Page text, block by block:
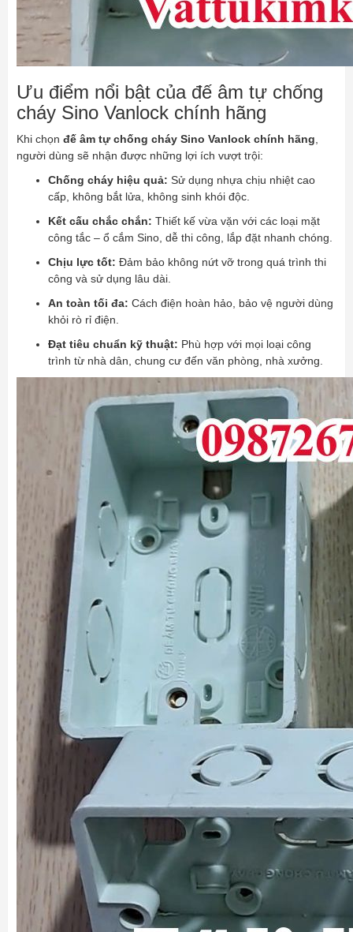
Ưu điểm nổi bật của đế âm tự chống
cháy Sino Vanlock chính hãng
Khi chọn đế âm tự chống cháy Sino Vanlock chính hãng
người dùng sẽ nhận được những lợi ích vượt trội:
Chống cháy hiệu quả: Sử dụng nhựa chịu nhiệt cao
cấp, không bắt lửa, không sinh khói độc.
Kết cấu chắc chắn: Thiết kế vừa vặn với các loại mặt
công tắc – ổ cắm Sino, dễ thi công, lắp đặt nhanh chóng.
Chịu lực tốt: Đảm bảo không nứt vỡ trong quá trình thi
công và sử dụng lâu dài.
An toàn tối đa: Cách điện hoàn hảo, bảo vệ người dùng
khỏi rò rỉ điện.
Đạt tiêu chuẩn kỹ thuật: Phù hợp với mọi loại công
trình từ nhà dân, chung cư đến văn phòng, nhà xưởng.